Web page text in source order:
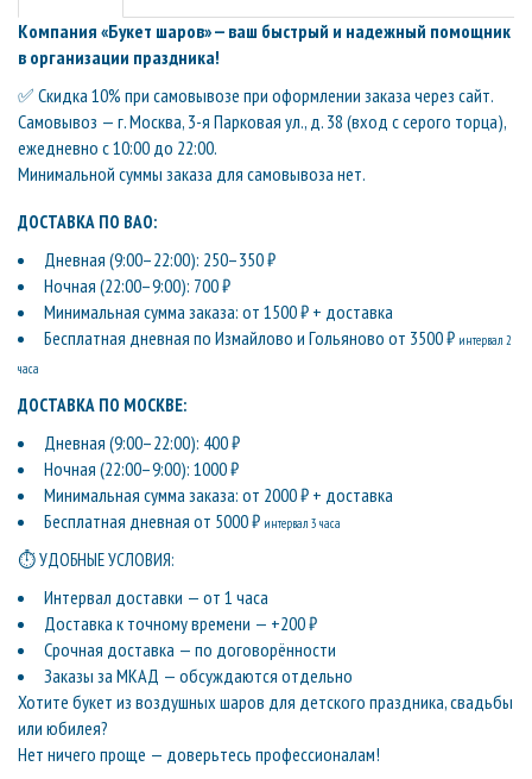
Компания «Букет шаров» — ваш быстрый и надежный помощник
в организации праздника!
✅ Скидка 10% при самовывозе при оформлении заказа через сайт.
Самовывоз — г. Москва, 3-я Парковая ул., д. 38 (вход с серого торца),
ежедневно с 10:00 до 22:00.
Минимальной суммы заказа для самовывоза нет.
ДОСТАВКА ПО ВАО:
Дневная (9:00–22:00): 250–350 ₽
Ночная (22:00–9:00): 700 ₽
Минимальная сумма заказа: от 1500 ₽ + доставка
Бесплатная дневная по Измайлово и Гольяново от 3500 ₽ интервал 2
часа
ДОСТАВКА ПО МОСКВЕ:
Дневная (9:00–22:00): 400 ₽
Ночная (22:00–9:00): 1000 ₽
Минимальная сумма заказа: от 2000 ₽ + доставка
Бесплатная дневная от 5000 ₽ интервал 3 часа
⏱ УДОБНЫЕ УСЛОВИЯ:
Интервал доставки — от 1 часа
Доставка к точному времени — +200 ₽
Срочная доставка — по договорённости
Заказы за МКАД — обсуждаются отдельно
Хотите букет из воздушных шаров для детского праздника, свадьбы
или юбилея?
Нет ничего проще — доверьтесь профессионалам!